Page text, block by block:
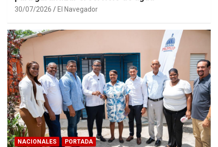
30/07/2026 El Navegador
NACIONALES PORTADA